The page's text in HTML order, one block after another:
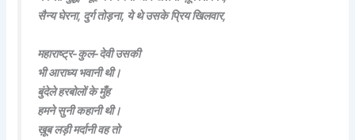
सैन्य घेरना, दुर्ग तोड़ना, ये थे उसके प्रिय खिलवार,
महाराष्ट्र-कुल-देवी उसकी
भी आराध्य भवानी थी।
बुंदेले हरबोलों के मुँह
हमने सुनी कहानी थी।
ख़ूब लड़ी मर्दानी वह तो